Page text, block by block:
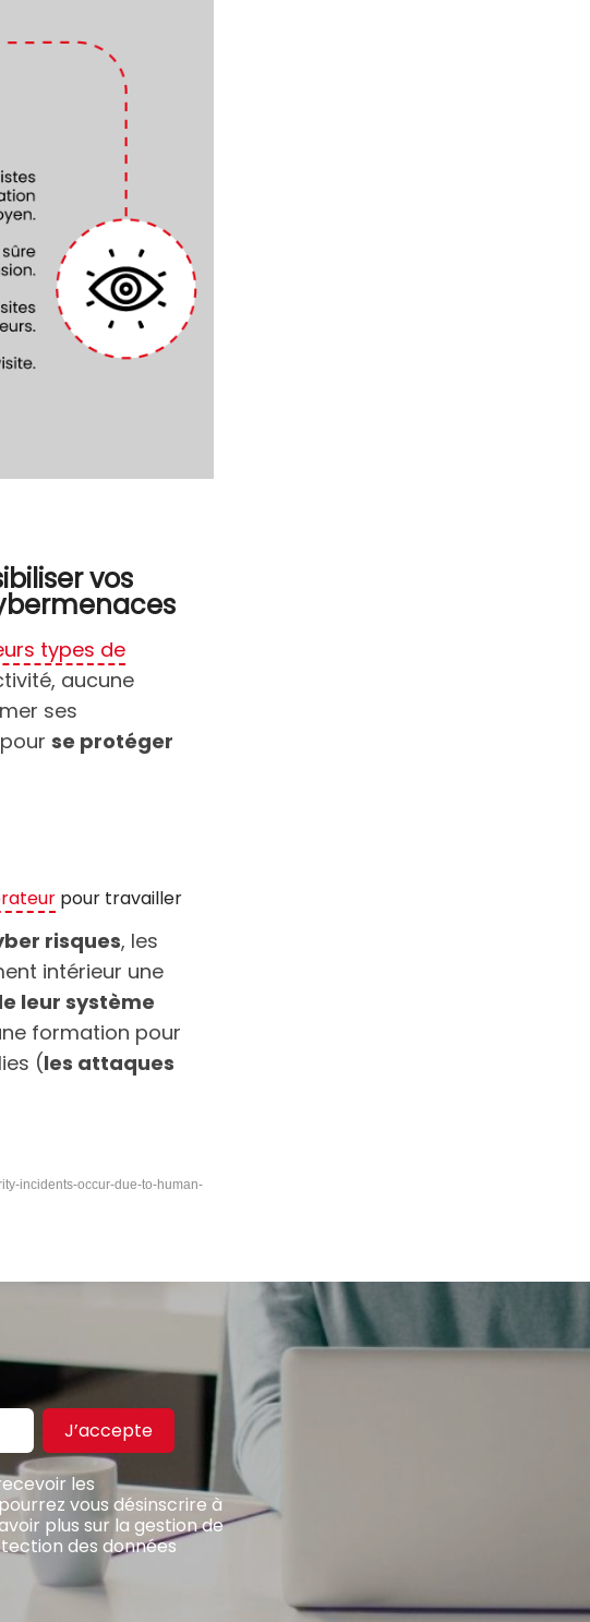
vos
types de
aucune
ses
pourse protéger
pour travailler
risques, les
intérieur une
leur système
formation pour
(les attaques
incidents-occur-due-to-human-
J’accepte
les
vous désinscrire à
plus sur la gestion de
des données